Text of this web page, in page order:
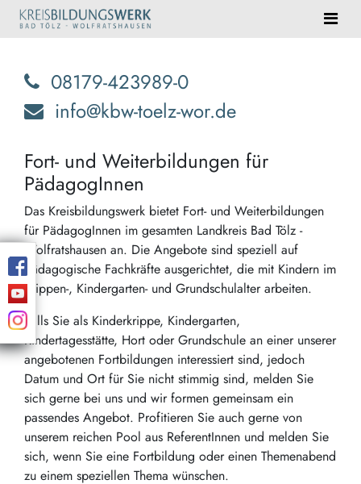
08179-423989-0
info@kbw-toelz-wor.de
Fort- und Weiterbildungen für
PädagogInnen
Das Kreisbildungswerk bietet Fort- und Weiterbildungen
für PädagogInnen im gesamten Landkreis Bad Tölz -
Wolfratshausen an. Die Angebote sind speziell auf
pädagogische Fachkräfte ausgerichtet, die mit Kindern im
Krippen-, Kindergarten- und Grundschulalter arbeiten.
Falls Sie als Kinderkrippe, Kindergarten,
Kindertagesstätte, Hort oder Grundschule an einer unserer
angebotenen Fortbildungen interessiert sind, jedoch
Datum und Ort für Sie nicht stimmig sind, melden Sie
sich gerne bei uns und wir formen gemeinsam ein
passendes Angebot. Profitieren Sie auch gerne von
unserem reichen Pool aus ReferentInnen und melden Sie
sich, wenn Sie eine Fortbildung oder einen Themenabend
zu einem speziellen Thema wünschen.